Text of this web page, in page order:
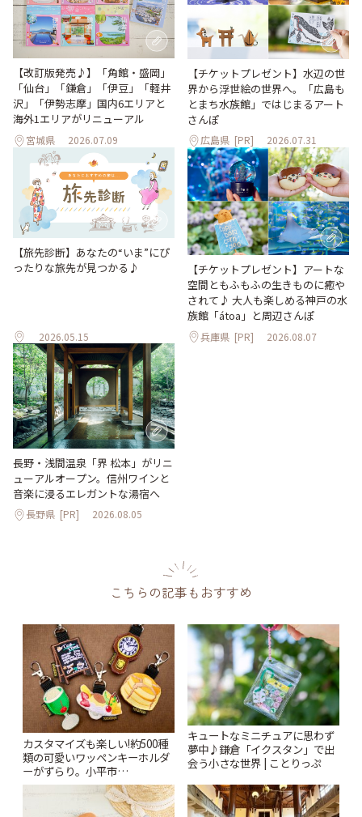
【改訂版発売♪】「角館・盛岡」
「仙台」「鎌倉」「伊豆」「軽井
沢」「伊勢志摩」国内6エリアと
海外1エリアがリニューアル
宮城県 2026.07.09
【チケットプレゼント】水辺の世
界から浮世絵の世界へ。「広島も
とまち水族館」ではじまるアート
さんぽ
広島県 [PR] 2026.07.31
【旅先診断】あなたの“いま”にぴ
ったりな旅先が見つかる♪
2026.05.15
【チケットプレゼント】アートな
空間ともふもふの生きものに癒や
されて♪ 大人も楽しめる神戸の水
族館「átoa」と周辺さんぽ
兵庫県 [PR] 2026.08.07
長野・浅間温泉「界 松本」がリニ
ューアルオープン。信州ワインと
音楽に浸るエレガントな湯宿へ
長野県 [PR] 2026.08.05
こちらの記事もおすすめ
カスタマイズも楽しい!約500種
類の可愛いワッペンキーホルダ
ーがずらり。小平市
「Kimamaya T&K」 | ことりっ
キュートなミニチュアに思わず
夢中♪鎌倉「イクスタン」で出
会う小さな世界 | ことりっぷ